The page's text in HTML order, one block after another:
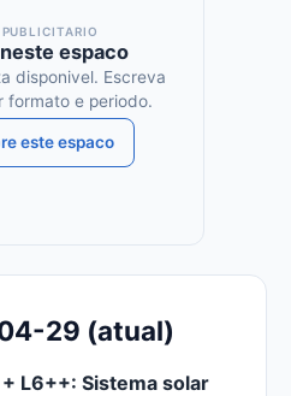
PUBLICITARIO
espaco
disponivel. Escreva
formato e periodo.
este espaco
29 (atual)
L6++: Sistema solar